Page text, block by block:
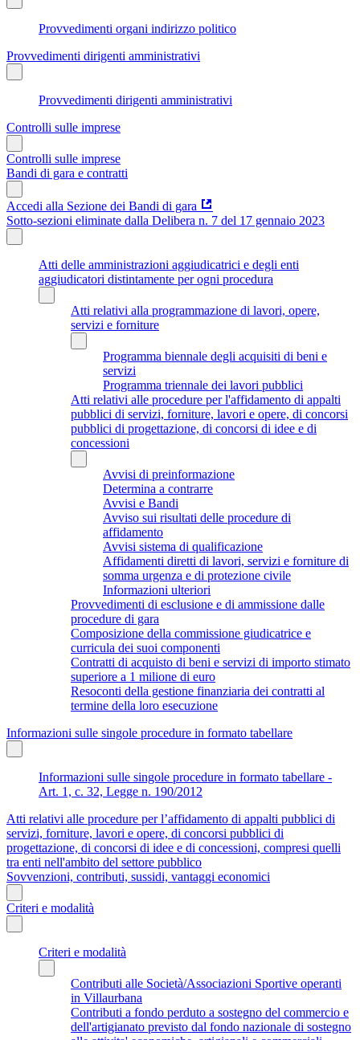
Provvedimenti organi indirizzo politico
Provvedimenti dirigenti amministrativi
Provvedimenti dirigenti amministrativi
Controlli sulle imprese
Controlli sulle imprese
Bandi di gara e contratti
Accedi alla Sezione dei Bandi di gara
Sotto-sezioni eliminate dalla Delibera n. 7 del 17 gennaio 2023
Atti delle amministrazioni aggiudicatrici e degli enti
aggiudicatori distintamente per ogni procedura
Atti relativi alla programmazione di lavori, opere,
servizi e forniture
Programma biennale degli acquisiti di beni e
servizi
Programma triennale dei lavori pubblici
Atti relativi alle procedure per l'affidamento di appalti
pubblici di servizi, forniture, lavori e opere, di concorsi
pubblici di progettazione, di concorsi di idee e di
concessioni
Avvisi di preinformazione
Determina a contrarre
Avvisi e Bandi
Avviso sui risultati delle procedure di
affidamento
Avvisi sistema di qualificazione
Affidamenti diretti di lavori, servizi e forniture di
somma urgenza e di protezione civile
Informazioni ulteriori
Provvedimenti di esclusione e di ammissione dalle
procedure di gara
Composizione della commissione giudicatrice e
curricula dei suoi componenti
Contratti di acquisto di beni e servizi di importo stimato
superiore a 1 milione di euro
Resoconti della gestione finanziaria dei contratti al
termine della loro esecuzione
Informazioni sulle singole procedure in formato tabellare
Informazioni sulle singole procedure in formato tabellare -
Art. 1, c. 32, Legge n. 190/2012
Atti relativi alle procedure per l’affidamento di appalti pubblici di
servizi, forniture, lavori e opere, di concorsi pubblici di
progettazione, di concorsi di idee e di concessioni, compresi quelli
tra enti nell'ambito del settore pubblico
Sovvenzioni, contributi, sussidi, vantaggi economici
Criteri e modalità
Criteri e modalità
Contributi alle Società/Associazioni Sportive operanti
in Villaurbana
Contributi a fondo perduto a sostegno del commercio e
dell'artigianato previsto dal fondo nazionale di sostegno